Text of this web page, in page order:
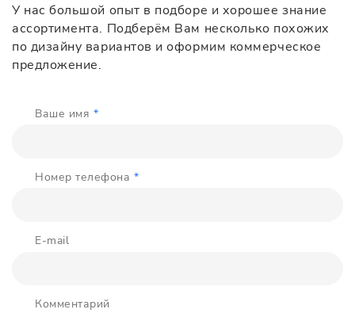
Ваше имя *
Номер телефона*
E-mail
Комментарий
У нас большой опыт в подборе и хорошее знание
ассортимента. Подберём Вам несколько похожих
по дизайну вариантов и оформим коммерческое
предложение.